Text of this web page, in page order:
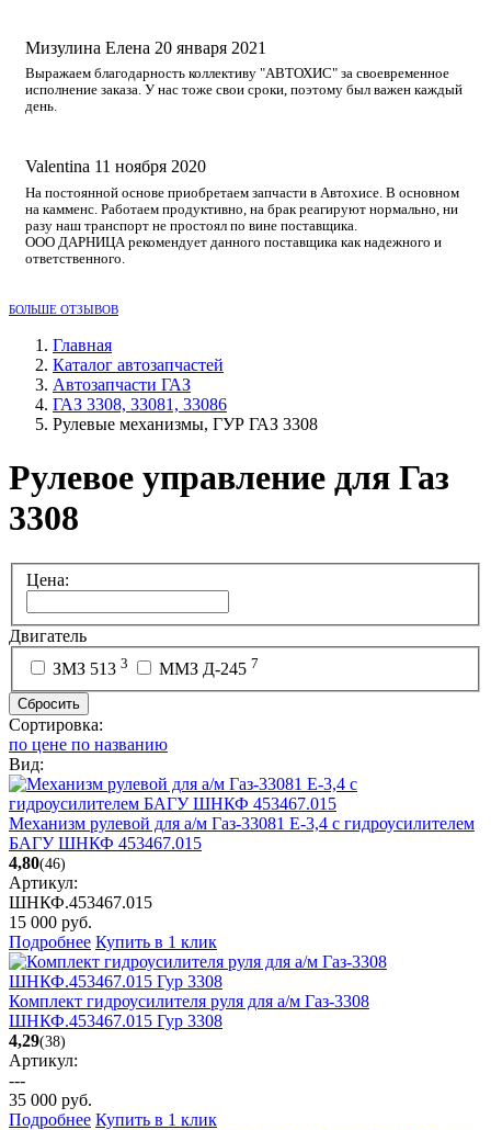
Мизулина Елена 20 января 2021
Выражаем благодарность коллективу "АВТОХИС" за своевременное
исполнение заказа. У нас тоже свои сроки, поэтому был важен каждый
день.
Valentina 11 ноября 2020
На постоянной основе приобретаем запчасти в Автохисе. В основном
на камменс. Работаем продуктивно, на брак реагируют нормально, ни
разу наш транспорт не простоял по вине поставщика.
ООО ДАРНИЦА рекомендует данного поставщика как надежного и
ответственного.
БОЛЬШЕ ОТЗЫВОВ
Главная
Каталог автозапчастей
Автозапчасти ГАЗ
ГАЗ 3308, 33081, 33086
Рулевые механизмы, ГУР ГАЗ 3308
Рулевое управление для Газ
3308
Цена:
Двигатель
ЗМЗ 513 3 ММЗ Д-245 7
Сбросить
Сортировка:
по цене по названию
Вид:
Механизм рулевой для а/м Газ-33081 Е-3,4 с гидроусилителем
БАГУ ШНКФ 453467.015
4,80(46)
Артикул:
ШНКФ.453467.015
15 000 руб.
Подробнее Купить в 1 клик
Комплект гидроусилителя руля для а/м Газ-3308
ШНКФ.453467.015 Гур 3308
4,29(38)
Артикул:
---
35 000 руб.
Подробнее Купить в 1 клик